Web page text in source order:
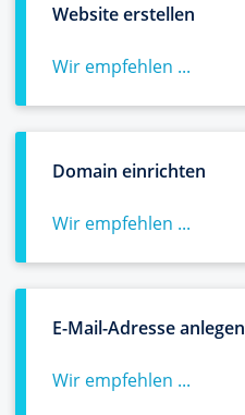
Website erstellen
Wir empfehlen ...
Domain einrichten
Wir empfehlen ...
E-Mail-Adresse anlegen
Wir empfehlen ...